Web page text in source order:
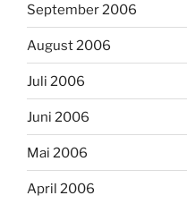
September 2006
August 2006
Juli 2006
Juni 2006
Mai 2006
April 2006